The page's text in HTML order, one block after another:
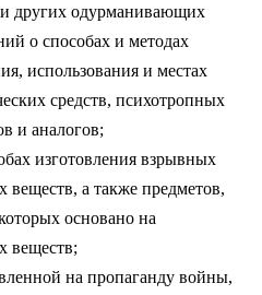
и других одурманивающих
о способах и методах
использования и местах
средств, психотропных
и аналогов;
изготовления взрывных
веществ, а также предметов,
основано на
веществ;
на пропаганду войны,